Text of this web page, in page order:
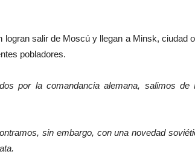
salir de Moscú y llegan a Minsk, ciudad
pobladores.
por la comandancia alemana, salimos
sin embargo, con una novedad